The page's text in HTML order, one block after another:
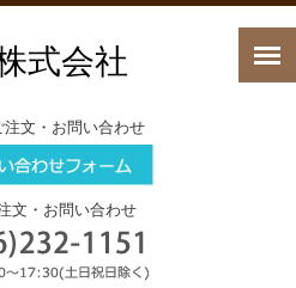
式会社
注文・お問い合わせ
文・お問い合わせ